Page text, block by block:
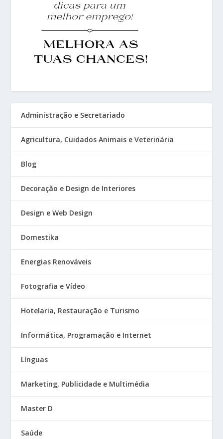
Administração e Secretariado
Agricultura, Cuidados Animais e Veterinária
Blog
Decoração e Design de Interiores
Design e Web Design
Domestika
Energias Renováveis
Fotografia e Vídeo
Hotelaria, Restauração e Turismo
Informática, Programação e Internet
Línguas
Marketing, Publicidade e Multimédia
Master D
Saúde